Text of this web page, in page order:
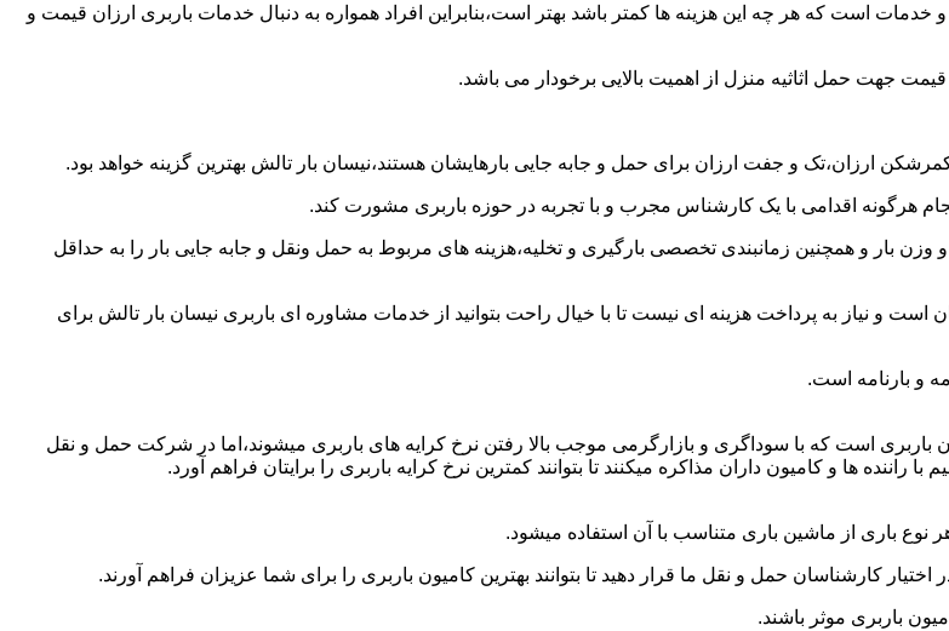
است که هر چه این هزینه ها کمتر باشد بهتر است،بنابراین افراد همواره به دنبال خدمات باربری ارزان قیمت و
جهت حمل اثاثیه منزل از اهمیت بالایی برخودار می باشد.
ارزان،تک و جفت ارزان برای حمل و جابه جایی بارهایشان هستند،نیسان بار تالش بهترین گزینه خواهد بود.
هرگونه اقدامی با یک کارشناس مجرب و با تجربه در حوزه باربری مشورت کند.
بار و همچنین زمانبندی تخصصی بارگیری و تخلیه،هزینه های مربوط به حمل ونقل و جابه جایی بار را به حداقل
و نیاز به پرداخت هزینه ای نیست تا با خیال راحت بتوانید از خدمات مشاوره ای باربری نیسان بار تالش برای
و بارنامه است.
است که با سوداگری و بازارگرمی موجب بالا رفتن نرخ کرایه های باربری میشوند،اما در شرکت حمل و نقل
ها و کامیون داران مذاکره میکنند تا بتوانند کمترین نرخ کرایه باربری را برایتان فراهم آورد.
باری از ماشین باری متناسب با آن استفاده میشود.
کارشناسان حمل و نقل ما قرار دهید تا بتوانند بهترین کامیون باربری را برای شما عزیزان فراهم آورند.
باربری موثر باشند.